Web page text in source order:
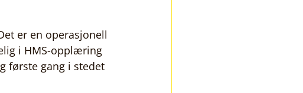
er en operasjonell
i HMS-opplæring
første gang i stedet